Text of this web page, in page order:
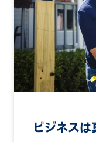
ビジネスは